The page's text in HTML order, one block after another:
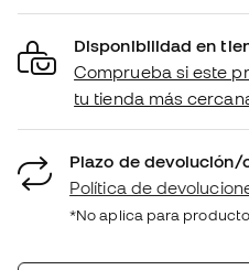
Disponibilidad en
Comprueba si este
tu tienda más
Plazo de devolución/
Política de
*No aplica para